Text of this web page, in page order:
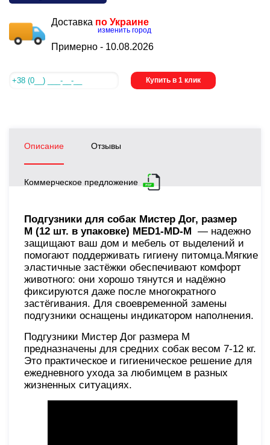
Доставка по Украине
изменить город
Примерно - 10.08.2026
Купить в 1 клик
Описание Отзывы
Коммерческое предложение
Подгузники для собак Мистер Дог, размер
М (12 шт. в упаковке) MED1-MD-М — надежно
защищают ваш дом и мебель от выделений и
помогают поддерживать гигиену питомца.Мягкие
эластичные застёжки обеспечивают комфорт
животного: они хорошо тянутся и надёжно
фиксируются даже после многократного
застёгивания. Для своевременной замены
подгузники оснащены индикатором наполнения.
Подгузники Мистер Дог размера M
предназначены для средних собак весом 7-12 кг.
Это практическое и гигиеническое решение для
ежедневного ухода за любимцем в разных
жизненных ситуациях.